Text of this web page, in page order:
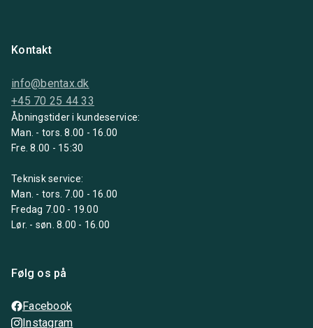
Kontakt
info@bentax.dk
+45 70 25 44 33
Åbningstider i kundeservice:
Man. - tors. 8.00 - 16.00
Fre. 8.00 - 15:30
Teknisk service:
Man. - tors. 7.00 - 16.00
Fredag 7.00 - 19.00
Lør. - søn. 8.00 - 16.00
Følg os på
Facebook
Instagram